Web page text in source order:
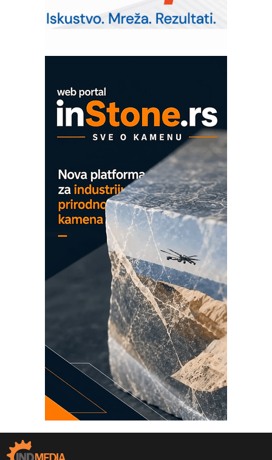
RMQ-TITAN ADVANCED INDICATOR
– Pametna signalizacija za efikasnije
upravljanje mašinama
era CNC merenja
Proizvodnja iC7 Hybrid 1500 VDC
mrežnog pretvarača sa tečnim
hlađenjem
COMBYPACK
EVOKS Maintenance Management